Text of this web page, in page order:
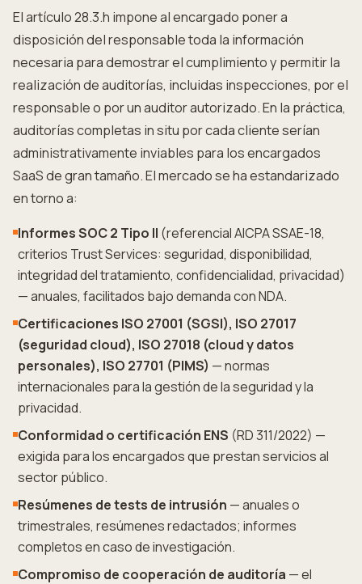
El artículo 28.3.h impone al encargado poner a
disposición del responsable toda la información
necesaria para demostrar el cumplimiento y permitir la
realización de auditorías, incluidas inspecciones, por el
responsable o por un auditor autorizado. En la práctica,
auditorías completas in situ por cada cliente serían
administrativamente inviables para los encargados
SaaS de gran tamaño. El mercado se ha estandarizado
en torno a:
Informes SOC 2 Tipo II (referencial AICPA SSAE-18,
criterios Trust Services: seguridad, disponibilidad,
integridad del tratamiento, confidencialidad, privacidad)
— anuales, facilitados bajo demanda con NDA.
Certificaciones ISO 27001 (SGSI), ISO 27017
(seguridad cloud), ISO 27018 (cloud y datos
personales), ISO 27701 (PIMS) — normas
internacionales para la gestión de la seguridad y la
privacidad.
Conformidad o certificación ENS (RD 311/2022) —
exigida para los encargados que prestan servicios al
sector público.
Resúmenes de tests de intrusión — anuales o
trimestrales, resúmenes redactados; informes
completos en caso de investigación.
Compromiso de cooperación de auditoría — el